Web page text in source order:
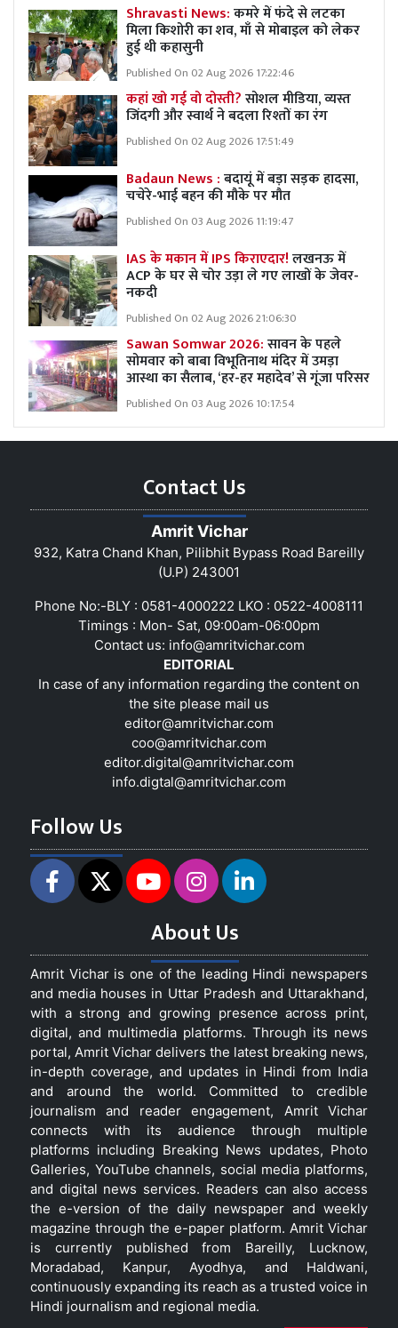
Shravasti News:कमरे में फंदे से लटका
मिला किशोरी का शव, माँ से मोबाइल को लेकर
हुई थी कहासुनी
Published On 02 Aug 2026 17:22:46
कहां खो गई वो दोस्ती?सोशल मीडिया, व्यस्त
जिंदगी और स्वार्थ ने बदला रिश्तों का रंग
Published On 02 Aug 2026 17:51:49
Badaun News :बदायूं में बड़ा सड़क हादसा,
चचेरे-भाई बहन की मौके पर मौत
Published On 03 Aug 2026 11:19:47
IAS के मकान में IPS किराएदार!लखनऊ में
ACP के घर से चोर उड़ा ले गए लाखों के जेवर-
नकदी
Published On 02 Aug 2026 21:06:30
Sawan Somwar 2026:सावन के पहले
सोमवार को बाबा विभूतिनाथ मंदिर में उमड़ा
आस्था का सैलाब, ‘हर-हर महादेव’ से गूंजा परिसर
Published On 03 Aug 2026 10:17:54
Contact Us
Amrit Vichar
932, Katra Chand Khan, Pilibhit Bypass Road Bareilly
(U.P) 243001
Phone No:-BLY : 0581-4000222 LKO : 0522-4008111
Timings : Mon- Sat, 09:00am-06:00pm
Contact us: info@amritvichar.com
EDITORIAL
In case of any information regarding the content on
the site please mail us
editor@amritvichar.com
coo@amritvichar.com
editor.digital@amritvichar.com
info.digtal@amritvichar.com
Follow Us
About Us
Amrit Vichar is one of the leading Hindi newspapers
and media houses in Uttar Pradesh and Uttarakhand,
with a strong and growing presence across print,
digital, and multimedia platforms. Through its news
portal, Amrit Vichar delivers the latest breaking news,
in-depth coverage, and updates in Hindi from India
and around the world. Committed to credible
journalism and reader engagement, Amrit Vichar
connects with its audience through multiple
platforms including Breaking News updates, Photo
Galleries, YouTube channels, social media platforms,
and digital news services. Readers can also access
the e-version of the daily newspaper and weekly
magazine through the e-paper platform. Amrit Vichar
is currently published from Bareilly, Lucknow,
Moradabad, Kanpur, Ayodhya, and Haldwani,
continuously expanding its reach as a trusted voice in
Hindi journalism and regional media.